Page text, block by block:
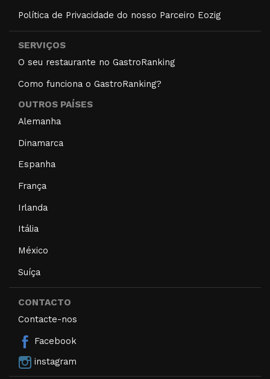
Política de Privacidade do nosso Parceiro Eozig
SERVIÇOS
O seu restaurante no GastroRanking
Como funciona o GastroRanking?
OUTROS PAÍSES
Alemanha
Dinamarca
Espanha
França
Irlanda
Itália
México
Suíça
CONTACTO
Contacte-nos
Facebook
instagram